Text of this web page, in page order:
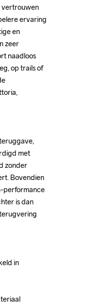
vertrouwen
ervaring
en
zeer
naadloos
op trails of
met
zonder
Bovendien
performance
is dan
in
vertrouwen
ervaring
en
zeer
naadloos
op trails of
met
zonder
Bovendien
performance
is dan
in